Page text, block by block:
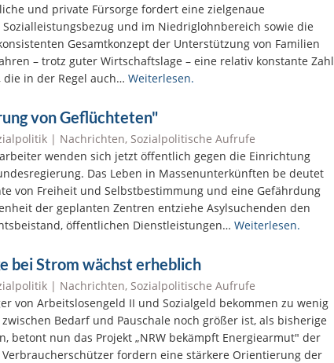
und private Fürsorge fordert eine zielgenaue
und im Niedriglohnbereich sowie die
Gesamtkonzept der Unterstützung von Familien
– trotz guter Wirtschaftslage – eine relativ konstante Zahl
in der Regel auch… Weiterlesen.
von Geflüchteten"
| Nachrichten, Sozialpolitische Aufrufe
wenden sich jetzt öffentlich gegen die Einrichtung
Das Leben in Massenunterkünften be deutet
von Freiheit und Selbstbestimmung und eine Gefährdung
der geplanten Zentren entziehe Asylsuchenden den
öffentlichen Dienstleistungen… Weiterlesen.
bei Strom wächst erheblich
| Nachrichten, Sozialpolitische Aufrufe
von Arbeitslosengeld II und Sozialgeld bekommen zu wenig
Bedarf und Pauschale noch größer ist, als bisherige
betont nun das Projekt „NRW bekämpft Energiearmut" der
fordern eine stärkere Orientierung der